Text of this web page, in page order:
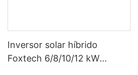
Inversor solar híbrido
Foxtech 6/8/10/12 kW